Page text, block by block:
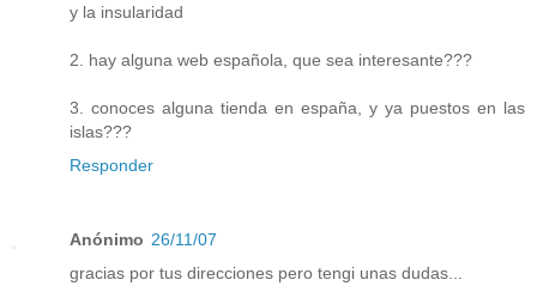
y la insularidad
2. hay alguna web española, que sea interesante???
3. conoces alguna tienda en españa, y ya puestos en las
islas???
Responder
Anónimo 26/11/07
gracias por tus direcciones pero tengi unas dudas...